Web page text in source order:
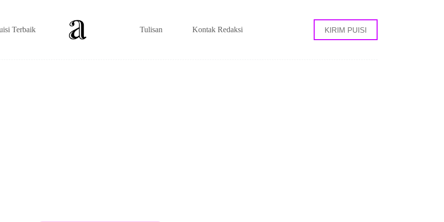
Terbaik Tulisan Kontak Redaksi KIRIM PUISI